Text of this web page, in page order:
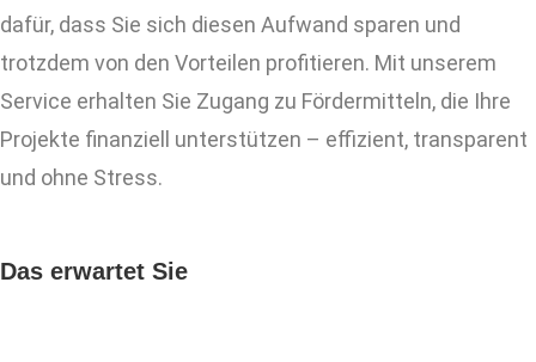
dafür, dass Sie sich diesen Aufwand sparen und
trotzdem von den Vorteilen profitieren. Mit unserem
Service erhalten Sie Zugang zu Fördermitteln, die Ihre
Projekte finanziell unterstützen – effizient, transparent
und ohne Stress.
Das erwartet Sie